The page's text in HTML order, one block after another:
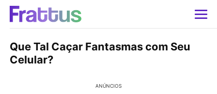
Que Tal Caçar Fantasmas com Seu
Celular?
ANÚNCIOS